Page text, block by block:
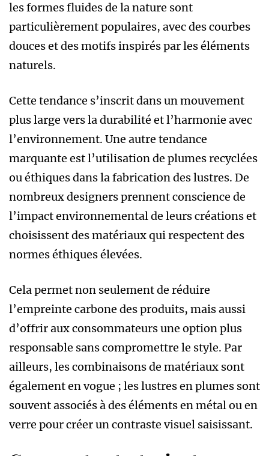
les formes fluides de la nature sont
particulièrement populaires, avec des courbes
douces et des motifs inspirés par les éléments
naturels.
Cette tendance s’inscrit dans un mouvement
plus large vers la durabilité et l’harmonie avec
l’environnement. Une autre tendance
marquante est l’utilisation de plumes recyclées
ou éthiques dans la fabrication des lustres. De
nombreux designers prennent conscience de
l’impact environnemental de leurs créations et
choisissent des matériaux qui respectent des
normes éthiques élevées.
Cela permet non seulement de réduire
l’empreinte carbone des produits, mais aussi
d’offrir aux consommateurs une option plus
responsable sans compromettre le style. Par
ailleurs, les combinaisons de matériaux sont
également en vogue ; les lustres en plumes sont
souvent associés à des éléments en métal ou en
verre pour créer un contraste visuel saisissant.